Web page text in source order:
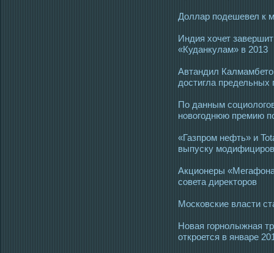
Доллар подешевел к
Индия хочет
«Куданкулам» в 2013
Автандил
достигла предельных
По данным
новогоднюю премию
«Газпром нефть» и
выпуску
Акционеры
совета директоров
Московские власти
Новая горнолыжная
откроется в январе